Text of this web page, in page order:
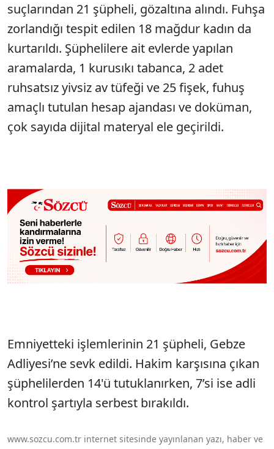
suçlarından 21 şüpheli, gözaltına alındı. Fuhşa
zorlandığı tespit edilen 18 mağdur kadın da
kurtarıldı. Şüphelilere ait evlerde yapılan
aramalarda, 1 kurusıkı tabanca, 2 adet
ruhsatsız yivsiz av tüfeği ve 25 fişek, fuhuş
amaçlı tutulan hesap ajandası ve doküman,
çok sayıda dijital materyal ele geçirildi.
Emniyetteki işlemlerinin 21 şüpheli, Gebze
Adliyesi’ne sevk edildi. Hakim karşısına çıkan
şüphelilerden 14'ü tutuklanırken, 7’si ise adli
kontrol şartıyla serbest bırakıldı.
www.sozcu.com.tr internet sitesinde yayınlanan yazı, haber ve